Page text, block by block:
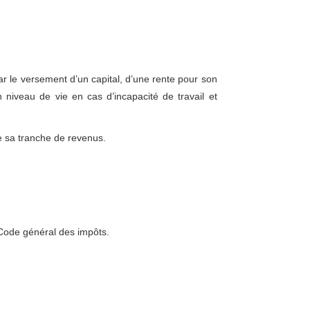
versement d’un capital, d’une rente pour son
niveau de vie en cas d’incapacité de travail et
tranche de revenus.
général des impôts.